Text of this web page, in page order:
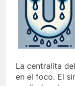
La centralita
en el foco. El